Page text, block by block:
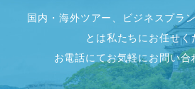
国内・海外ツアー、ビジネスプラ
とは私たちにお任せく
お電話にてお気軽にお問い合